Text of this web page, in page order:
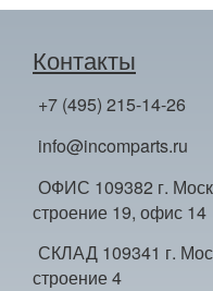
Контакты
+7 (495) 215-14-26
info@incomparts.ru
ОФИС 109382 г.
строение 19, офис 14
СКЛАД 109341 г.
строение 4